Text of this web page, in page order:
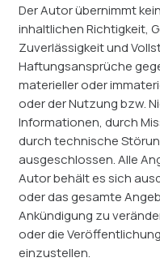
Der Autor übernimmt
inhaltlichen Richtigkeit,
Zuverlässigkeit und
Haftungsansprüche
materieller oder
oder der Nutzung bzw.
Informationen, durch
durch technische
ausgeschlossen. Alle
Autor behält es sich
oder das gesamte
Ankündigung zu
oder die
einzustellen.